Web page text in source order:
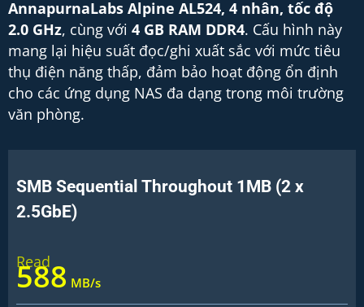
AnnapurnaLabs Alpine AL524, 4 nhân, tốc độ
2.0 GHz, cùng với 4 GB RAM DDR4. Cấu hình này
mang lại hiệu suất đọc/ghi xuất sắc với mức tiêu
thụ điện năng thấp, đảm bảo hoạt động ổn định
cho các ứng dụng NAS đa dạng trong môi trường
văn phòng.
SMB Sequential Throughout 1MB (2 x
2.5GbE)
Read
590 MB/s